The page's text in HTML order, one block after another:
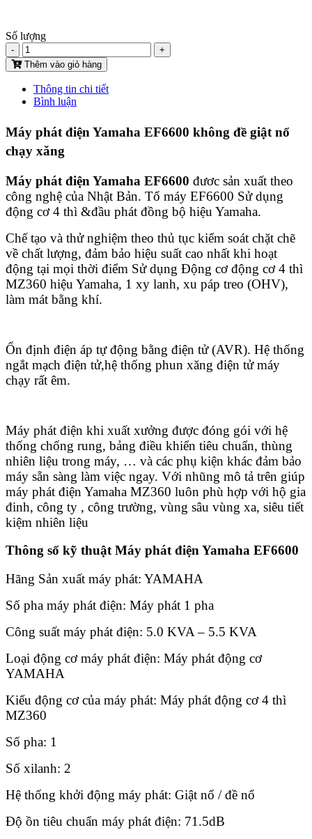
Số lượng
-
+
Thêm vào giỏ hàng
Thông tin chi tiết
Bình luận
Máy phát điện Yamaha EF6600 không đề giật nổ
chạy xăng
Máy phát điện Yamaha EF6600 đươc sản xuất theo
công nghệ của Nhật Bản. Tổ máy EF6600 Sử dụng
động cơ 4 thì &đầu phát đồng bộ hiệu Yamaha.
Chế tạo và thử nghiệm theo thủ tục kiểm soát chặt chẽ
về chất lượng, đảm bảo hiệu suất cao nhất khi hoạt
động tại mọi thời điểm Sử dụng Động cơ động cơ 4 thì
MZ360 hiệu Yamaha, 1 xy lanh, xu páp treo (OHV),
làm mát bằng khí.
Ổn định điện áp tự động bằng điện tử (AVR). Hệ thống
ngắt mạch điện tử,hệ thống phun xăng điện tử máy
chạy rất êm.
Máy phát điện khi xuất xưởng được đóng gói với hệ
thống chống rung, bảng điều khiển tiêu chuẩn, thùng
nhiên liệu trong máy, … và các phụ kiện khác đảm bảo
máy sẵn sàng làm việc ngay. Với nhũng mô tả trên giúp
máy phát điện Yamaha MZ360 luôn phù hợp với hộ gia
đinh, công ty , công trường, vùng sâu vùng xa, siêu tiết
kiệm nhiên liệu
Thông số kỹ thuậtMáy phát điệnYamaha EF6600
Hãng Sản xuất máy phát: YAMAHA
Số pha máy phát điện: Máy phát 1 pha
Công suất máy phát điện: 5.0 KVA – 5.5 KVA
Loại động cơ máy phát điện: Máy phát động cơ
YAMAHA
Kiểu động cơ của máy phát: Máy phát động cơ 4 thì
MZ360
Số pha: 1
Số xilanh: 2
Hệ thống khởi động máy phát: Giật nổ / đề nổ
Độ ồn tiêu chuẩn máy phát điện: 71.5dB